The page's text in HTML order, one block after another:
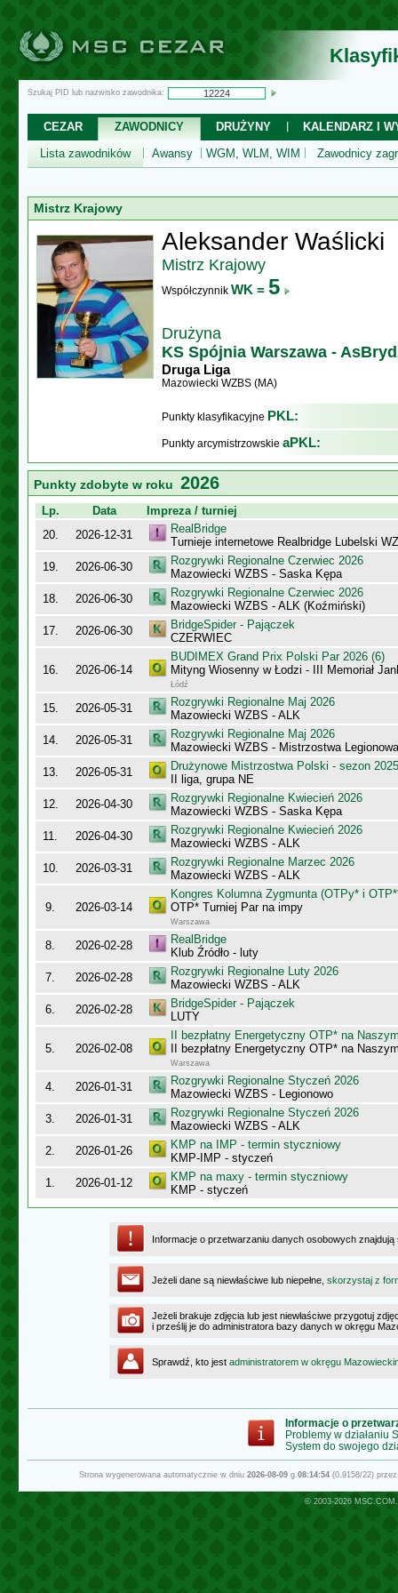
Szukaj PID lub nazwisko zawodnika:
CEZAR ZAWODNICY DRUŻYNY
KALENDARZ I
Lista zawodników
Awansy WGM, WLM, WIM Zawodnicy
Mistrz Krajowy
Aleksander Waślicki
Mistrz Krajowy
Współczynnik WK = 5
Drużyna
KS Spójnia Warszawa -
Druga Liga
Mazowiecki WZBS (MA)
Punkty klasyfikacyjne PKL:
Punkty arcymistrzowskie aPKL:
Punkty zdobyte w roku 2026
Lp. Data
Impreza / turniej
20.
2026-12-31
RealBridge
Turnieje internetowe Realbridge Lubelski
19.
2026-06-30
Rozgrywki Regionalne Czerwiec 2026
Mazowiecki WZBS - Saska Kępa
18.
2026-06-30
Rozgrywki Regionalne Czerwiec 2026
Mazowiecki WZBS - ALK (Koźmiński)
17.
2026-06-30
BridgeSpider - Pajączek
CZERWIEC
16. 2026-06-14
BUDIMEX Grand Prix Polski Par 2026 (6)
Mityng Wiosenny w Łodzi - III Memoriał
Łódź
15. 2026-05-31
Rozgrywki Regionalne Maj 2026
Mazowiecki WZBS - ALK
14.
2026-05-31
Rozgrywki Regionalne Maj 2026
Mazowiecki WZBS - Mistrzostwa Legionowa
13.
2026-05-31
Drużynowe Mistrzostwa Polski - sezon
II liga, grupa NE
12.
2026-04-30
Rozgrywki Regionalne Kwiecień 2026
Mazowiecki WZBS - Saska Kępa
11.
2026-04-30
Rozgrywki Regionalne Kwiecień 2026
Mazowiecki WZBS - ALK
10.
2026-03-31
Rozgrywki Regionalne Marzec 2026
Mazowiecki WZBS - ALK
9. 2026-03-14
Kongres Kolumna Zygmunta (OTPy* i
OTP* Turniej Par na impy
Warszawa
8. 2026-02-28
RealBridge
Klub Źródło - luty
7.
2026-02-28
Rozgrywki Regionalne Luty 2026
Mazowiecki WZBS - ALK
6.
2026-02-28
BridgeSpider - Pajączek
LUTY
5. 2026-02-08
II bezpłatny Energetyczny OTP* na
II bezpłatny Energetyczny OTP* na
Warszawa
4. 2026-01-31
Rozgrywki Regionalne Styczeń 2026
Mazowiecki WZBS - Legionowo
3.
2026-01-31
Rozgrywki Regionalne Styczeń 2026
Mazowiecki WZBS - ALK
2.
2026-01-26
KMP na IMP - termin styczniowy
KMP-IMP - styczeń
1.
2026-01-12
KMP na maxy - termin styczniowy
KMP - styczeń
Informacje o przetwarzaniu danych osobowych
Jeżeli dane są niewłaściwe lub niepełne, skorzystaj z
Jeżeli brakuje zdjęcia lub jest niewłaściwe przygotuj
i prześlij je do administratora bazy danych w okręgu
Sprawdź, kto jest administratorem w okręgu
Informacje o
Problemy w działaniu
System do swojego
Strona wygenerowana automatycznie w dniu 2026-08-09g.08:14:54(0.9158/22)
© 2003-2026